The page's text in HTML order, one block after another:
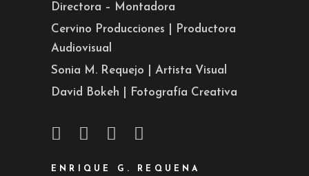
Directora – Montadora
Cervino Producciones | Productora
Audiovisual
Sonia M. Requejo | Artista Visual
David Bokeh | Fotografía Creativa
ENRIQUE G. REQUENA